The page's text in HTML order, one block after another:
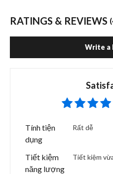
RATINGS & REVIEWS
Write a
Tính tiện
dụng
Rất dễ
Tiết kiệm
năng lượng
Tiết kiệm